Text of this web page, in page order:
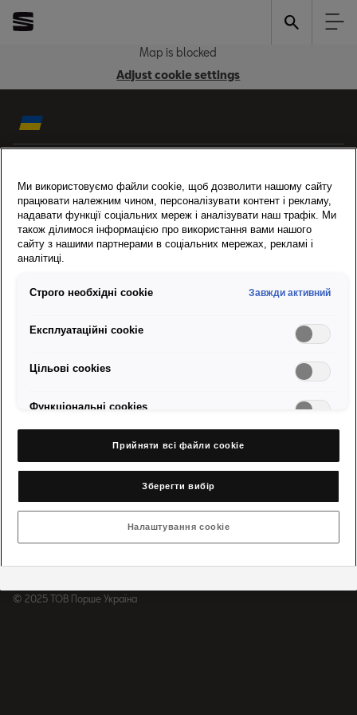
Map is blocked
Adjust cookie settings
Моделі
Конфігуратор і продаж
Про SEAT і контакт
Сервіс та аксесуари
© 2025 ТОВ Порше Україна
Ми використовуємо файли cookie, щоб дозволити нашому сайту
працювати належним чином, персоналізувати контент і рекламу,
надавати функції соціальних мереж і аналізувати наш трафік. Ми
також ділимося інформацією про використання вами нашого
сайту з нашими партнерами в соціальних мережах, рекламі і
аналітиці.
Строго необхідні cookie Завжди активний
Експлуатаційні cookie
Цільові сookies
Функціональні cookies
Прийняти всі файли сookie
Зберегти вибір
Налаштування cookie